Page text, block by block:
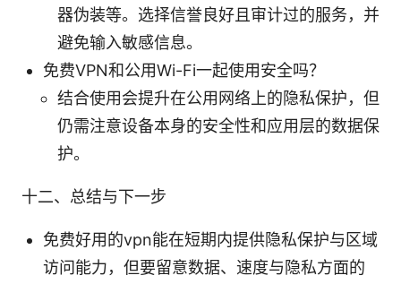
器伪装等。选择信誉良好且审计过的服务，并
避免输入敏感信息。
免费VPN和公用Wi-Fi一起使用安全吗？
结合使用会提升在公用网络上的隐私保护，但
仍需注意设备本身的安全性和应用层的数据保
护。
十二、总结与下一步
免费好用的vpn能在短期内提供隐私保护与区域
访问能力，但要留意数据、速度与隐私方面的